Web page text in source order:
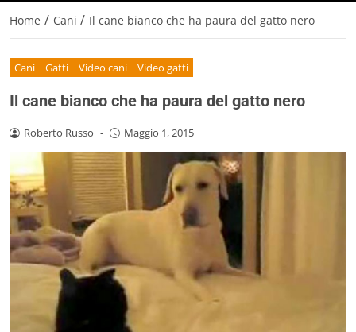
Home / Cani / Il cane bianco che ha paura del gatto nero
Cani Gatti Video cani Video gatti
Il cane bianco che ha paura del gatto nero
Roberto Russo - Maggio 1, 2015